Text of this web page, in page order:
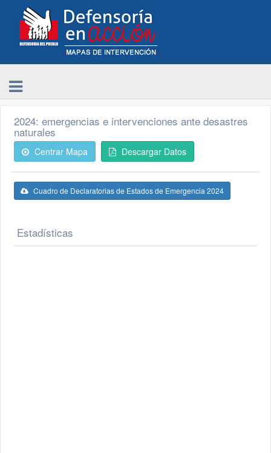
2024: emergencias e intervenciones ante desastres
naturales
Centrar Mapa Descargar Datos
Cuadro de Declaratorias de Estados de Emergencia 2024
Estadísticas